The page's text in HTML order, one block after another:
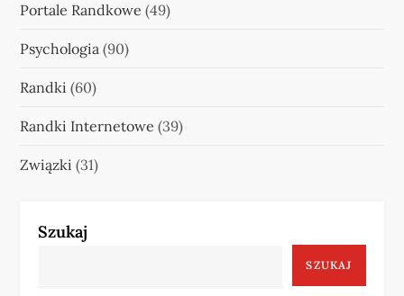
Portale Randkowe (49)
Psychologia (90)
Randki (60)
Randki Internetowe (39)
Związki (31)
Szukaj
SZUKAJ